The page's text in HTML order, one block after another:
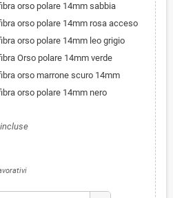
orso polare 14mm sabbia
orso polare 14mm rosa acceso
orso polare 14mm leo grigio
Orso polare 14mm verde
orso marrone scuro 14mm
orso polare 14mm nero